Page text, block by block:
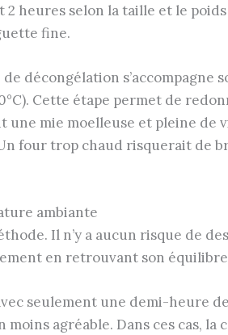
heures selon la taille et le
fine.
décongélation s’accompagne
Cette étape permet de
mie moelleuse et pleine de
four trop chaud risquerait de
ambiante
Il n’y a aucun risque de
en retrouvant son
seulement une demi-heure
agréable. Dans ces cas, la